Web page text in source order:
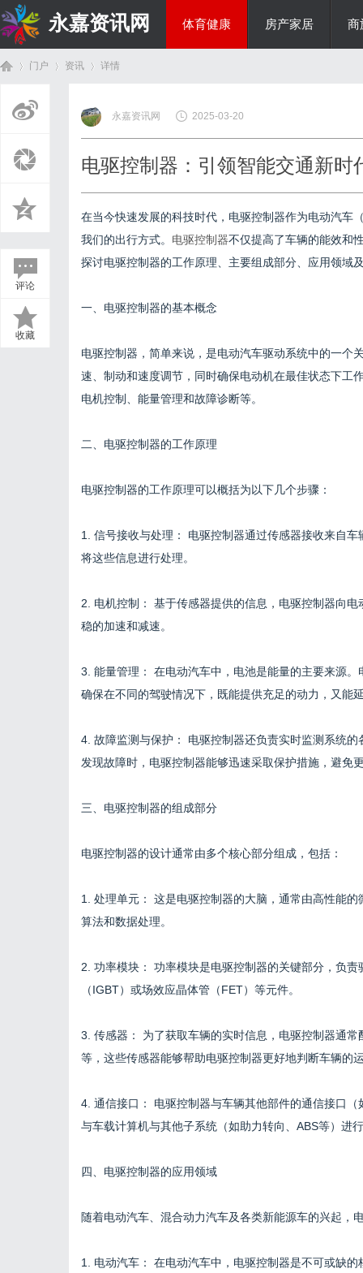
永嘉资讯网 体育健康 房产家居 商
门户 资讯
›
详情
评论
收藏
永嘉资讯网 2025-03-20
电驱控制器：引领智能交通新时
在当今快速发展的科技时代，电驱控制器作为电动汽车
我们的出行方式。 电驱控制器不仅提高了车辆的能效和
探讨电驱控制器的工作原理、主要组成部分、应用领域
一、电驱控制器的基本概念
电驱控制器，简单来说，是电动汽车驱动系统中的一个
速、制动和速度调节，同时确保电动机在最佳状态下工
电机控制、能量管理和故障诊断等。
二、电驱控制器的工作原理
电驱控制器的工作原理可以概括为以下几个步骤：
1. 信号接收与处理： 电驱控制器通过传感器接收来自
将这些信息进行处理。
2. 电机控制： 基于传感器提供的信息，电驱控制器向
稳的加速和减速。
3. 能量管理： 在电动汽车中，电池是能量的主要来源
确保在不同的驾驶情况下，既能提供充足的动力，又能
4. 故障监测与保护： 电驱控制器还负责实时监测系统
发现故障时，电驱控制器能够迅速采取保护措施，避免
三、电驱控制器的组成部分
电驱控制器的设计通常由多个核心部分组成，包括：
1. 处理单元： 这是电驱控制器的大脑，通常由高性能
算法和数据处理。
2. 功率模块： 功率模块是电驱控制器的关键部分，负
（IGBT）或场效应晶体管（FET）等元件。
3. 传感器： 为了获取车辆的实时信息，电驱控制器通
等，这些传感器能够帮助电驱控制器更好地判断车辆的
4. 通信接口： 电驱控制器与车辆其他部件的通信接口
与车载计算机与其他子系统（如助力转向、ABS等）进
四、电驱控制器的应用领域
随着电动汽车、混合动力汽车及各类新能源车的兴起，
1. 电动汽车： 在电动汽车中，电驱控制器是不可或缺